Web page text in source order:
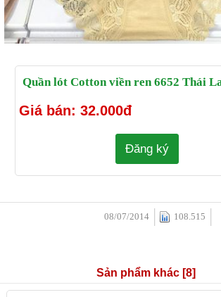
Quần lót Cotton viền ren 6652 Thái
Giá bán: 32.000đ
Đăng ký
08/07/2014 108.515
Sản phẩm khác [8]